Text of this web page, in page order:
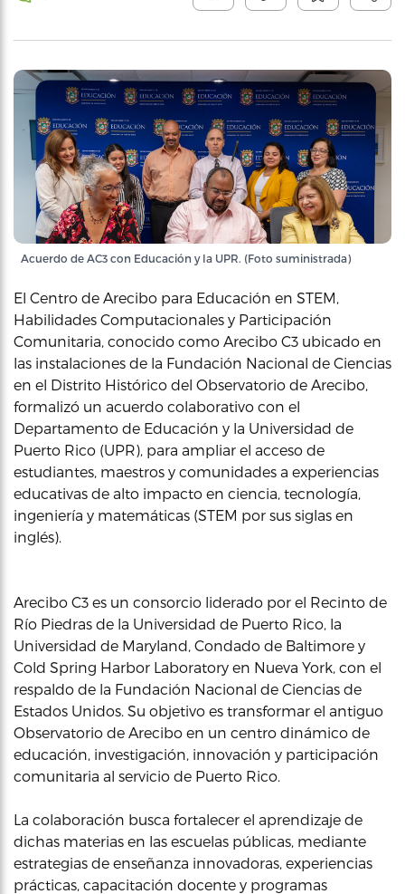
Acuerdo de AC3 con Educación y la UPR. (Foto suministrada)
El Centro de Arecibo para Educación en STEM,
Habilidades Computacionales y Participación
Comunitaria, conocido como Arecibo C3 ubicado en
las instalaciones de la Fundación Nacional de Ciencias
en el Distrito Histórico del Observatorio de Arecibo,
formalizó un acuerdo colaborativo con el
Departamento de Educación y la Universidad de
Puerto Rico (UPR), para ampliar el acceso de
estudiantes, maestros y comunidades a experiencias
educativas de alto impacto en ciencia, tecnología,
ingeniería y matemáticas (STEM por sus siglas en
inglés).
Arecibo C3 es un consorcio liderado por el Recinto de
Río Piedras de la Universidad de Puerto Rico, la
Universidad de Maryland, Condado de Baltimore y
Cold Spring Harbor Laboratory en Nueva York, con el
respaldo de la Fundación Nacional de Ciencias de
Estados Unidos. Su objetivo es transformar el antiguo
Observatorio de Arecibo en un centro dinámico de
educación, investigación, innovación y participación
comunitaria al servicio de Puerto Rico.
La colaboración busca fortalecer el aprendizaje de
dichas materias en las escuelas públicas, mediante
estrategias de enseñanza innovadoras, experiencias
prácticas, capacitación docente y programas